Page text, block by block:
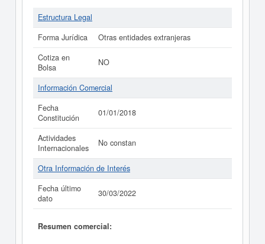
Estructura Legal
Forma Jurídica
Otras entidades extranjeras
Cotiza en
Bolsa
NO
Información Comercial
Fecha
Constitución
01/01/2018
Actividades
Internacionales
No constan
Otra Información de Interés
Fecha último
dato
30/03/2022
Resumen comercial: